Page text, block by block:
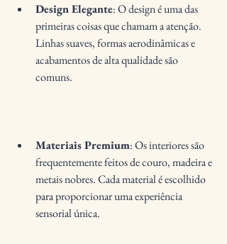
Design Elegante: O design é uma das
primeiras coisas que chamam a atenção.
Linhas suaves, formas aerodinâmicas e
acabamentos de alta qualidade são
comuns.
Materiais Premium: Os interiores são
frequentemente feitos de couro, madeira e
metais nobres. Cada material é escolhido
para proporcionar uma experiência
sensorial única.